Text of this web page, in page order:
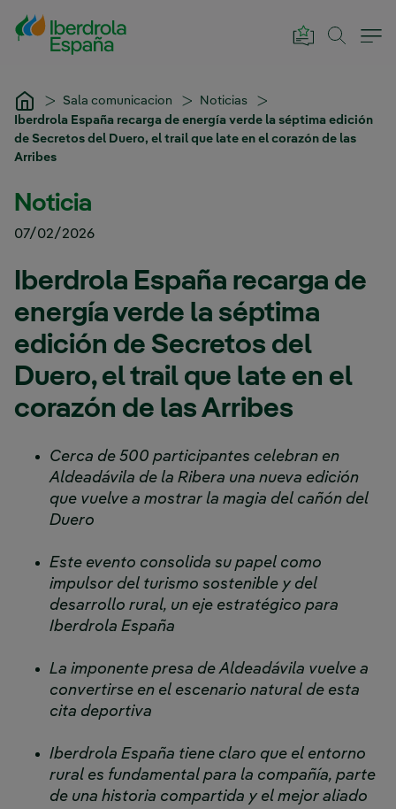
Saltar al contenido principal
Sala comunicacion
Noticias
Iberdrola España recarga de energía verde la séptima edición
de Secretos del Duero, el trail que late en el corazón de las
Arribes
Noticia
07/02/2026
Iberdrola España recarga de
energía verde la séptima
edición de Secretos del
Duero, el trail que late en el
corazón de las Arribes
Cerca de 500 participantes celebran en
Aldeadávila de la Ribera una nueva edición
que vuelve a mostrar la magia del cañón del
Duero
Este evento consolida su papel como
impulsor del turismo sostenible y del
desarrollo rural, un eje estratégico para
Iberdrola España
La imponente presa de Aldeadávila vuelve a
convertirse en el escenario natural de esta
cita deportiva
Iberdrola España tiene claro que el entorno
rural es fundamental para la compañía, parte
de una historia compartida y el mejor aliado